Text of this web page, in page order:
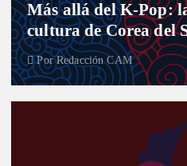
Más allá del K-Pop:
cultura de Corea del
PorRedacción CAM